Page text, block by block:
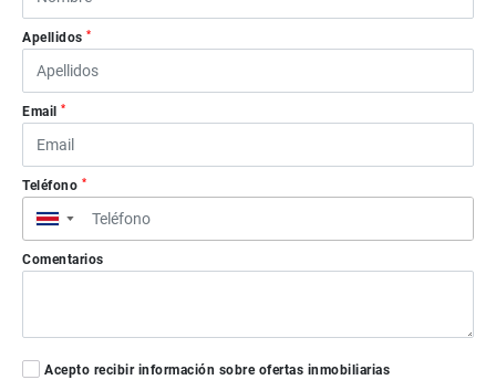
Apellidos *
Email *
Teléfono *
▼
Comentarios
Acepto recibir información sobre ofertas inmobiliarias